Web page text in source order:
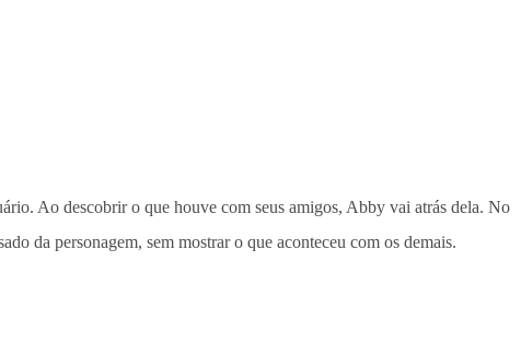
Ao descobrir o que houve com seus amigos, Abby vai atrás dela. No
da personagem, sem mostrar o que aconteceu com os demais.